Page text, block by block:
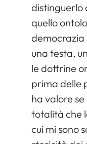
distinguerlo
quello
democrazia
una testa,
le dottrine
prima delle
ha valore
totalità che
cui mi sono